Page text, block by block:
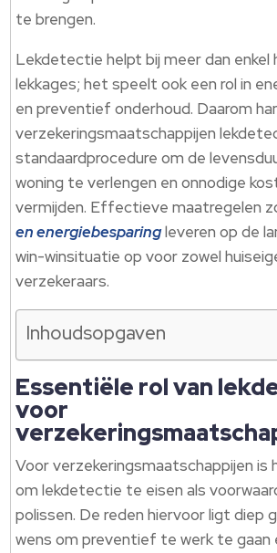
te brengen.
Lekdetectie helpt bij meer dan enkel
lekkages; het speelt ook een rol in
en preventief onderhoud. Daarom
verzekeringsmaatschappijen
standaardprocedure om de
woning te verlengen en onnodige
vermijden. Effectieve maatregelen
en energiebesparingleveren op de
win-winsituatie op voor zowel
verzekeraars.
Inhoudsopgaven
Essentiële rol van
voor
Voor verzekeringsmaatschappijen is
om lekdetectie te eisen als
polissen. De reden hiervoor ligt diep
wens om preventief te werk te gaan